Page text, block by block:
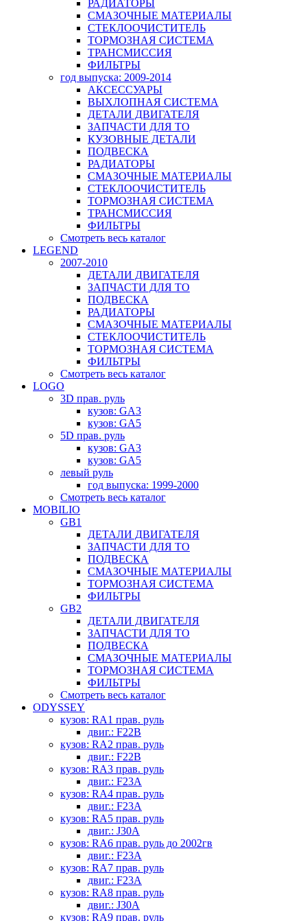
РАДИАТОРЫ
СМАЗОЧНЫЕ МАТЕРИАЛЫ
СТЕКЛООЧИСТИТЕЛЬ
ТОРМОЗНАЯ СИСТЕМА
ТРАНСМИССИЯ
ФИЛЬТРЫ
год выпуска: 2009-2014
АКСЕССУАРЫ
ВЫХЛОПНАЯ СИСТЕМА
ДЕТАЛИ ДВИГАТЕЛЯ
ЗАПЧАСТИ ДЛЯ ТО
КУЗОВНЫЕ ДЕТАЛИ
ПОДВЕСКА
РАДИАТОРЫ
СМАЗОЧНЫЕ МАТЕРИАЛЫ
СТЕКЛООЧИСТИТЕЛЬ
ТОРМОЗНАЯ СИСТЕМА
ТРАНСМИССИЯ
ФИЛЬТРЫ
Смотреть весь каталог
LEGEND
2007-2010
ДЕТАЛИ ДВИГАТЕЛЯ
ЗАПЧАСТИ ДЛЯ ТО
ПОДВЕСКА
РАДИАТОРЫ
СМАЗОЧНЫЕ МАТЕРИАЛЫ
СТЕКЛООЧИСТИТЕЛЬ
ТОРМОЗНАЯ СИСТЕМА
ФИЛЬТРЫ
Смотреть весь каталог
LOGO
3D прав. руль
кузов: GA3
кузов: GA5
5D прав. руль
кузов: GA3
кузов: GA5
левый руль
год выпуска: 1999-2000
Смотреть весь каталог
MOBILIO
GB1
ДЕТАЛИ ДВИГАТЕЛЯ
ЗАПЧАСТИ ДЛЯ ТО
ПОДВЕСКА
СМАЗОЧНЫЕ МАТЕРИАЛЫ
ТОРМОЗНАЯ СИСТЕМА
ФИЛЬТРЫ
GB2
ДЕТАЛИ ДВИГАТЕЛЯ
ЗАПЧАСТИ ДЛЯ ТО
ПОДВЕСКА
СМАЗОЧНЫЕ МАТЕРИАЛЫ
ТОРМОЗНАЯ СИСТЕМА
ФИЛЬТРЫ
Смотреть весь каталог
ODYSSEY
кузов: RA1 прав. руль
двиг.: F22B
кузов: RA2 прав. руль
двиг.: F22B
кузов: RA3 прав. руль
двиг.: F23A
кузов: RA4 прав. руль
двиг.: F23A
кузов: RA5 прав. руль
двиг.: J30A
кузов: RA6 прав. руль до 2002гв
двиг.: F23A
кузов: RA7 прав. руль
двиг.: F23A
кузов: RA8 прав. руль
двиг.: J30A
кузов: RA9 прав. руль